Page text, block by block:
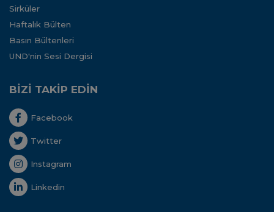
Sirküler
Haftalık Bülten
Basın Bültenleri
UND'nin Sesi Dergisi
BİZİ TAKİP EDİN
Facebook
Twitter
Instagram
Linkedin